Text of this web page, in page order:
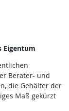
Eigentum
Berater- und
die Gehälter der
Maß gekürzt